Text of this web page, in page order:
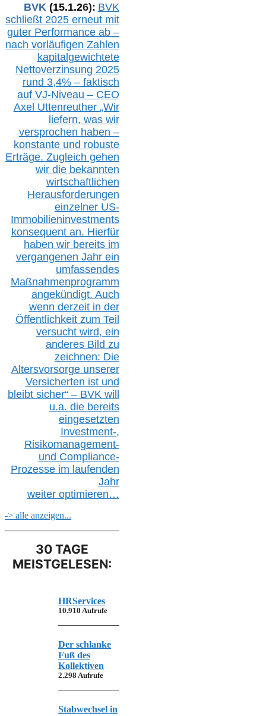
BVK (15.1.26): BVK
schließt 2025 erneut mit
guter Performance ab –
nach vorläufigen Zahlen
kapitalgewichtete
Nettoverzinsung 2025
rund 3,4% – faktisch
auf VJ-Niveau – CEO
Axel Uttenreuther „Wir
liefern, was wir
versprochen haben –
konstante und robuste
Erträge. Zugleich gehen
wir die bekannten
wirtschaftlichen
Herausforderungen
einzelner US-
Immobilieninvestments
konsequent an. Hierfür
haben wir bereits im
vergangenen Jahr ein
umfassendes
Maßnahmenprogramm
angekündigt. Auch
wenn derzeit in der
Öffentlichkeit zum Teil
versucht wird, ein
anderes Bild zu
zeichnen: Die
Altersvorsorge unserer
Versicherten ist und
bleibt sicher“ – BVK will
u.a. die bereits
eingesetzten
Investment-,
Risikomanagement-
und Compliance-
Prozesse im laufenden
Jahr
weiter optimieren…
-> alle anzeigen...
30 TAGE
MEISTGELESEN:
HRServices
10.910 Aufrufe
Der schlanke
Fuß des
Kollektiven
2.298 Aufrufe
Stabwechsel in